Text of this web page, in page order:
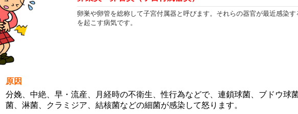
卵巣や卵管を総称して子宮付属器と呼びます。それらの器官が最近感染す
を起こす病気です。
原因
分娩、中絶、早・流産、月経時の不衛生、性行為などで、連鎖球菌、ブドウ球
菌、淋菌、クラミジア、結核菌などの細菌が感染して怒ります。